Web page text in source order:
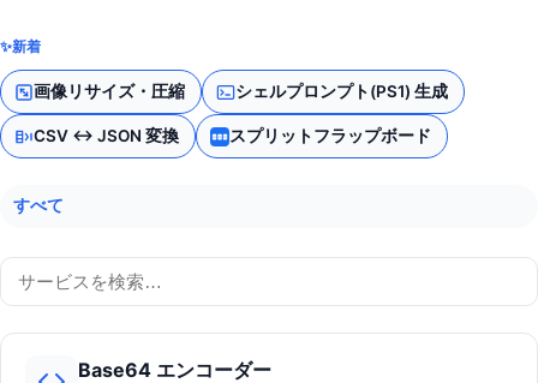
✨新着
画像リサイズ・圧縮 シェルプロンプト(PS1) 生成
CSV ↔ JSON 変換 スプリットフラップボード
すべて
Base64 エンコーダー